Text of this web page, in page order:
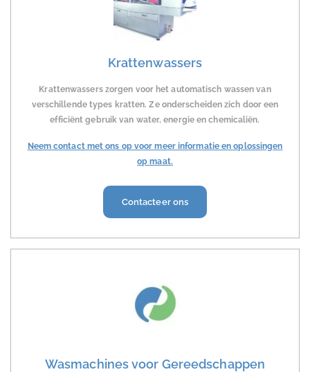
Krattenwassers
Krattenwassers zorgen voor het automatisch wassen van
verschillende types kratten. Ze onderscheiden zich door een
efficiënt gebruik van water, energie en chemicaliën.
Neem contact met ons op voor meer informatie en oplossingen
op maat.
Contacteer ons
Wasmachines voor Gereedschappen